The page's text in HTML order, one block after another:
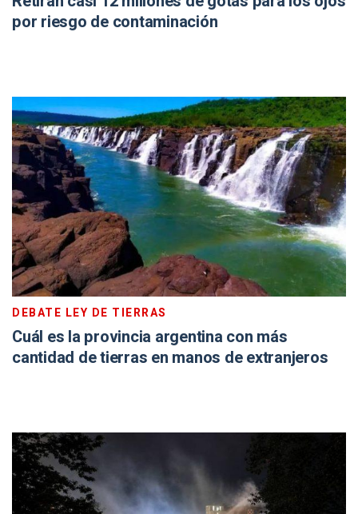
por riesgo de contaminación
DEBATE LEY DE TIERRAS
Cuál es la provincia argentina con más
cantidad de tierras en manos de extranjeros